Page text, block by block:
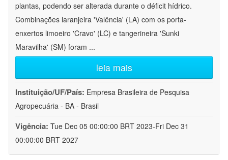
plantas, podendo ser alterada durante o déficit hídrico.
Combinações laranjeira 'Valência' (LA) com os porta-
enxertos limoeiro 'Cravo' (LC) e tangerineira 'Sunki
Maravilha' (SM) foram ...
leia mais
Instituição/UF/País: Empresa Brasileira de Pesquisa
Agropecuária - BA - Brasil
Vigência: Tue Dec 05 00:00:00 BRT 2023-Fri Dec 31
00:00:00 BRT 2027